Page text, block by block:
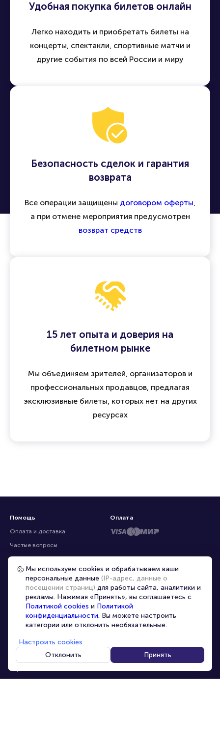
Удобная покупка билетов онлайн
Легко находить и приобретать билеты на
концерты, спектакли, спортивные матчи и
другие события по всей России и миру
Безопасность сделок и гарантия
возврата
Все операции защищены договором оферты,
а при отмене мероприятия предусмотрен
возврат средств
15 лет опыта и доверия на
билетном рынке
Мы объединяем зрителей, организаторов и
профессиональных продавцов, предлагая
эксклюзивные билеты, которых нет на других
ресурсах
Помощь
Оплата и доставка
Частые вопросы
Перепродажа билетов
Организаторам
Корпоративным клиентам
VIP-билеты
Условия использования
Персональные данные
О компании
Карта сайта
info@portalbilet.ru
С 10:00 до 21:00,
Оплата
Мы используем cookies и обрабатываем ваши
персональные данные (IP-адрес, данные о
посещении страниц) для работы сайта, аналитики и
рекламы. Нажимая «Принять», вы соглашаетесь с
Политикой cookies и Политикой
конфиденциальности. Вы можете настроить
категории или отклонить необязательные.
Настроить cookies
Отклонить
Принять